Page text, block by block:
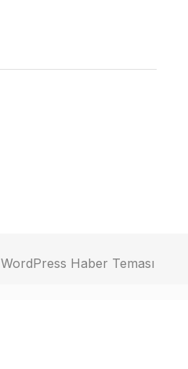
WordPress Haber Teması